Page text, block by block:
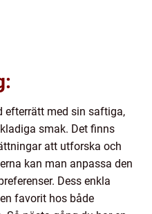
efterrätt med sin saftiga,
smak. Det finns
att utforska och
kan man anpassa den
Dess enkla
favorit hos både